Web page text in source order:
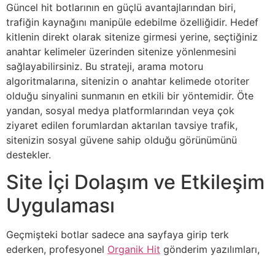
Güncel hit botlarının en güçlü avantajlarından biri,
trafiğin kaynağını manipüle edebilme özelliğidir. Hedef
kitlenin direkt olarak sitenize girmesi yerine, seçtiğiniz
anahtar kelimeler üzerinden sitenize yönlenmesini
sağlayabilirsiniz. Bu strateji, arama motoru
algoritmalarına, sitenizin o anahtar kelimede otoriter
olduğu sinyalini sunmanın en etkili bir yöntemidir. Öte
yandan, sosyal medya platformlarından veya çok
ziyaret edilen forumlardan aktarılan tavsiye trafik,
sitenizin sosyal güvene sahip olduğu görünümünü
destekler.
Site İçi Dolaşım ve Etkileşim
Uygulaması
Geçmişteki botlar sadece ana sayfaya girip terk
ederken, profesyonel Organik Hit gönderim yazılımları,